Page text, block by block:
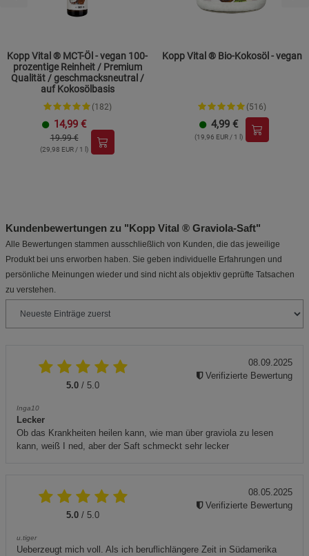
Kopp Vital ® MCT-Öl - vegan 100-
prozentige Reinheit / Premium
Qualität / geschmacksneutral /
auf Kokosölbasis
(182)
14,99 €
19.99 €
(29,98 EUR / 1 l)
Kopp Vital ® Bio-Kokosöl - vegan
(516)
4,99 €
(19,96 EUR / 1 l)
Kundenbewertungen zu "Kopp Vital ® Graviola-Saft"
Alle Bewertungen stammen ausschließlich von Kunden, die das jeweilige
Produkt bei uns erworben haben. Sie geben individuelle Erfahrungen und
persönliche Meinungen wieder und sind nicht als objektiv geprüfte Tatsachen
zu verstehen.
5.0 / 5.0
Inga10
Lecker
Ob das Krankheiten heilen kann, wie man über graviola zu lesen
kann, weiß I ned, aber der Saft schmeckt sehr lecker
08.09.2025
Verifizierte Bewertung
5.0 / 5.0
u.tiger
Ueberzeugt mich voll. Als ich beruflichlängere Zeit in Südamerika
08.05.2025
Verifizierte Bewertung